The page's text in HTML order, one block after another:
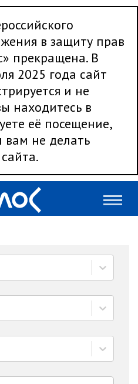
в защиту прав
прекращена. В
2025 года сайт
и не
находитесь в
её посещение,
не делать